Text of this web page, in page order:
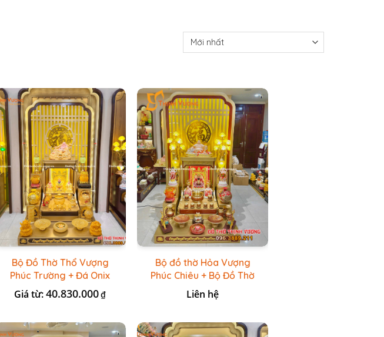
Bộ Đồ Thờ Thổ Vượng
Phúc Trường + Đá Onix
Vàng
Giá từ:40.830.000₫
Bộ đồ thờ Hỏa Vượng
Phúc Chiêu + Bộ Đồ Thờ
Đá Đỏ Bọc Đồng Cao
cấp
Liên hệ